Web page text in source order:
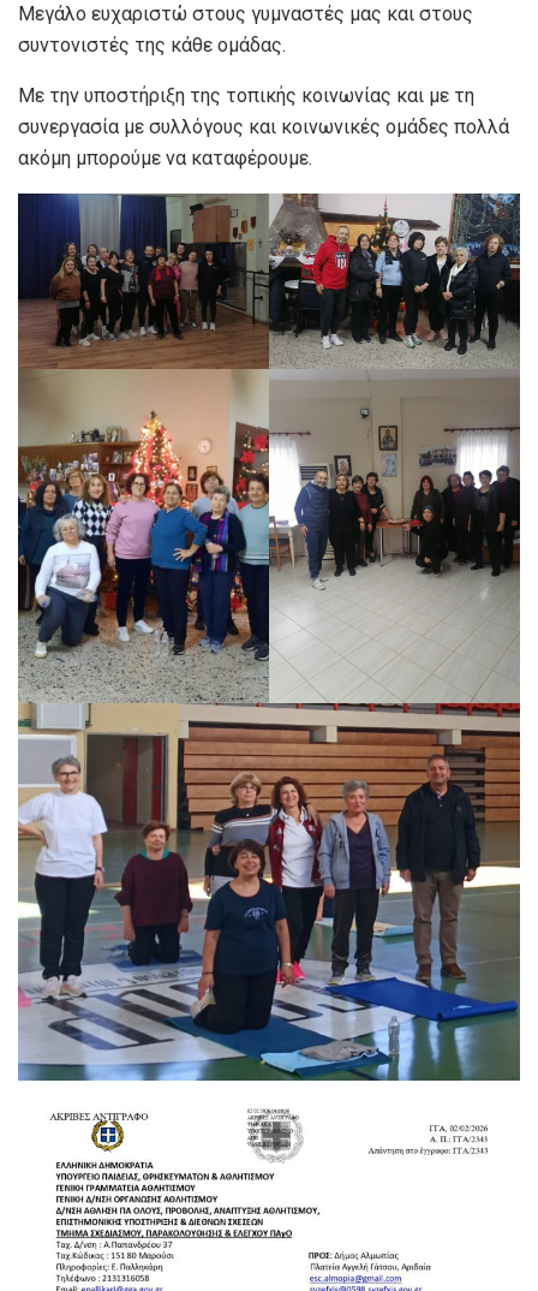
Μεγάλο ευχαριστώ στους γυμναστές μας και στους
συντονιστές της κάθε ομάδας.
Με την υποστήριξη της τοπικής κοινωνίας και με τη
συνεργασία με συλλόγους και κοινωνικές ομάδες πολλά
ακόμη μπορούμε να καταφέρουμε.